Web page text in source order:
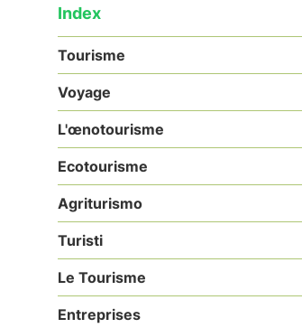
Index
Tourisme
Voyage
L'œnotourisme
Ecotourisme
Agriturismo
Turisti
Le Tourisme
Entreprises